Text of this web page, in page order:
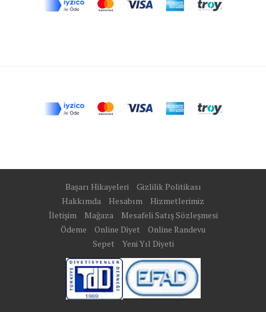
Başarı Hikayeleri
Gizlilik Politikası
Hakkımda
Hesabım
Hizmetlerimiz
İletişim
Mağaza
Mesafeli Satış Sözleşmesi
Ödeme
Online Diyet
Online Randevu
Sepet
Yeni Yıl Diyeti